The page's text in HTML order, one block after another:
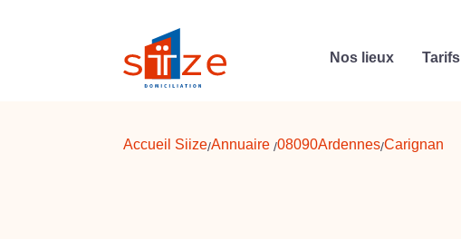
Nos lieux Tarifs
Accueil Siize/Annuaire /08090Ardennes/Carignan